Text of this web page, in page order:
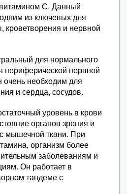
С. Данный
из ключевых для
кроветворения и нервной
для нормального
периферической нервной
необходим для
и сердца, сосудов.
уровень в крови
органов зрения и
мышечной ткани. При
организм более
заболеваниям и
Он работает в
тандеме с